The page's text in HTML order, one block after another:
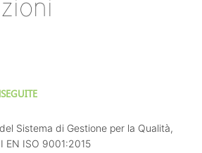
Sistema di Gestione per la Qualità,
EN ISO 9001:2015